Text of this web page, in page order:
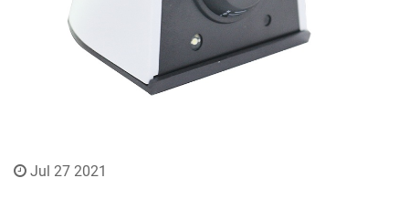
Jul 27 2021